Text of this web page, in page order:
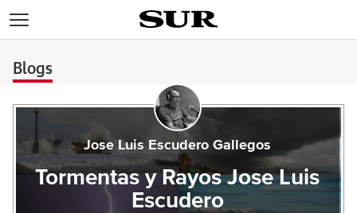
Blogs
Jose Luis Escudero Gallegos
Tormentas y Rayos Jose Luis
Escudero